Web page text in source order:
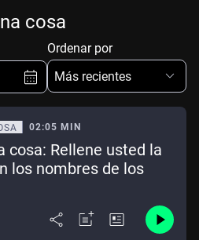
cosa
Abr
Ordenar por
Más recientes
02:05 MIN
cosa: Rellene usted la
los nombres de los